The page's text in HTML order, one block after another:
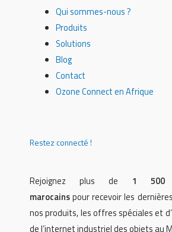
Qui sommes-nous ?
Produits
Solutions
Blog
Contact
Ozone Connect en Afrique
Restez connecté !
Rejoignez plus de 1 500
marocainspour recevoir les
nos produits, les offres spéciales et
de l’internet industriel des objets au